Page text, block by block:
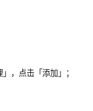
，点击「添加」；